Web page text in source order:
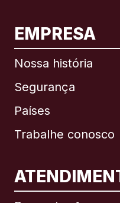
EMPRESA
Nossa história
Segurança
Países
Trabalhe conosco